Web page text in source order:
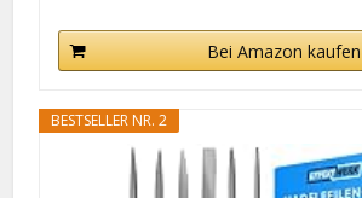
Bei Amazon kaufen
BESTSELLER NR. 2